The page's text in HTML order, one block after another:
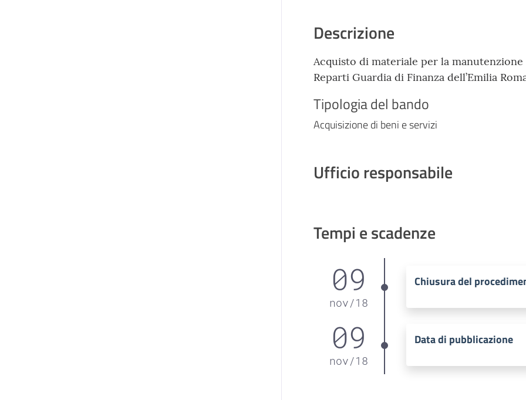
Descrizione
Acquisto di materiale per la
Reparti Guardia di Finanza dell’Emilia
Tipologia del bando
Acquisizione di beni e servizi
Ufficio responsabile
Tempi e scadenze
09
nov/18
Chiusura del
09
nov/18
Data di pubblicazione